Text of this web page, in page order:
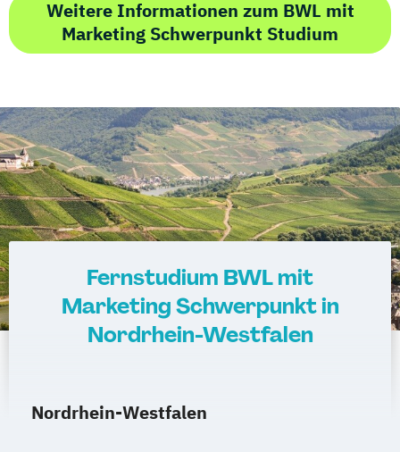
Weitere Informationen zum BWL mit
Marketing Schwerpunkt Studium
Fernstudium BWL mit
Marketing Schwerpunkt in
Nordrhein-Westfalen
Nordrhein-Westfalen